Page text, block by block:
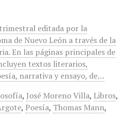
editada por la
de Nuevo León a través de la
En las páginas principales de
textos literarios,
narrativa y ensayo, de…
, José Moreno Villa, Libros,
, Poesía, Thomas Mann,